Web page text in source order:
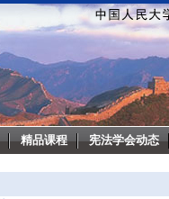
精品课程 宪法学会动态